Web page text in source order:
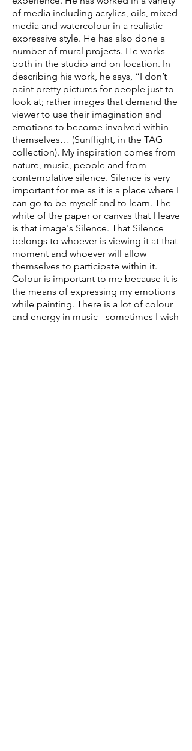
of media including acrylics, oils, mixed
media and watercolour in a realistic
expressive style. He has also done a
number of mural projects. He works
both in the studio and on location. In
describing his work, he says, “I don’t
paint pretty pictures for people just to
look at; rather images that demand the
viewer to use their imagination and
emotions to become involved within
themselves… (Sunflight, in the TAG
collection). My inspiration comes from
nature, music, people and from
contemplative silence. Silence is very
important for me as it is a place where I
can go to be myself and to learn. The
white of the paper or canvas that I leave
is that image's Silence. That Silence
belongs to whoever is viewing it at that
moment and whoever will allow
themselves to participate within it.
Colour is important to me because it is
the means of expressing my emotions
while painting. There is a lot of colour
and energy in music - sometimes I wish